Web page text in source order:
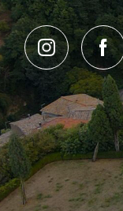
Salta al